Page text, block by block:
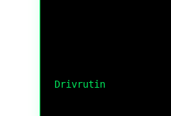
Drivrutin